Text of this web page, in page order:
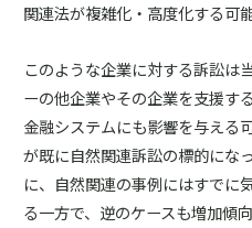
関連法が複雑化・高度化する可
このような企業に対する訴訟は
ーの他企業やその企業を支援す
金融システムにも影響を与える
が既に自然関連訴訟の標的にな
に、自然関連の事例にはすでに
る一方で、逆のケースも増加傾